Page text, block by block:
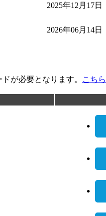
2025年12月17日
2026年06月14日
が必要となります。 こち